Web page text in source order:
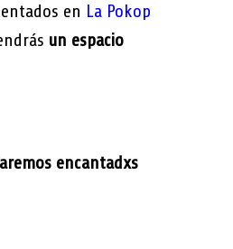
en La Pokop
un espacio
encantadxs